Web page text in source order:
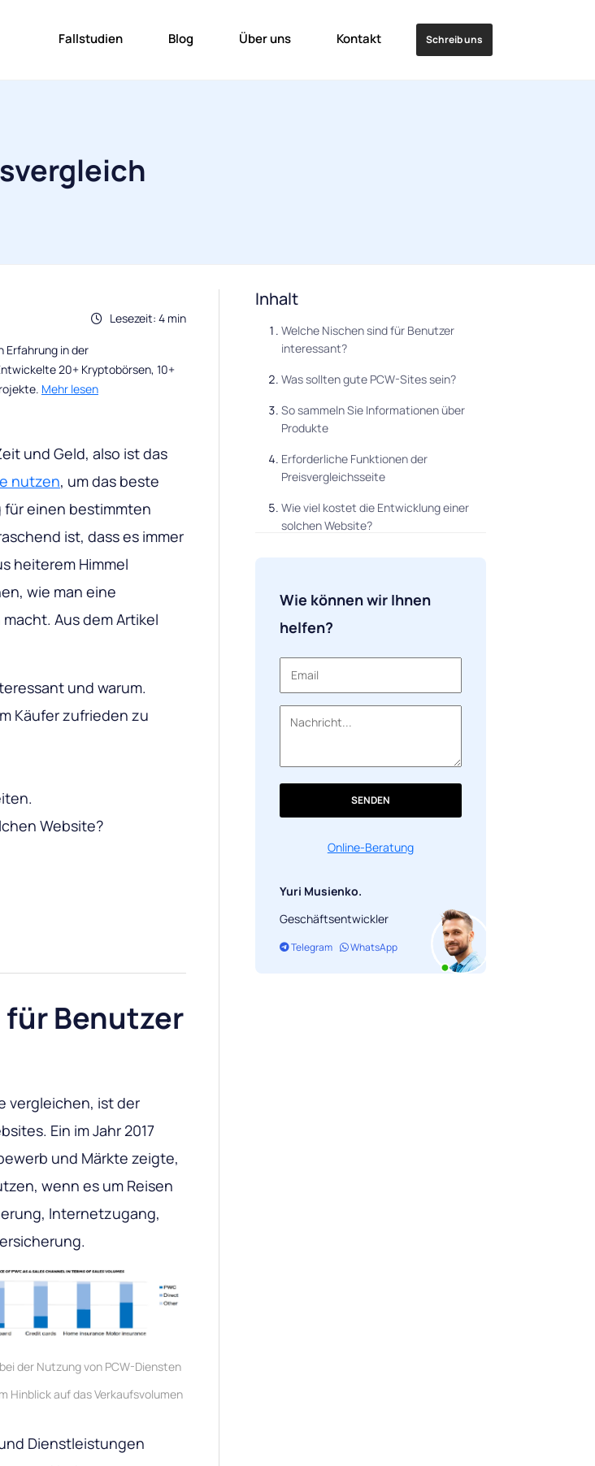
Fallstudien Blog Über uns Kontakt Schreib uns
Lesezeit: 4 min
Erfahrung in der
20+ Kryptobörsen, 10+
Mehr lesen
und Geld, also ist das
nutzen, um das beste
einen bestimmten
ist, dass es immer
heiterem Himmel
wie man eine
Aus dem Artikel
und warum.
Käufer zufrieden zu
Website?
Benutzer
vergleichen, ist der
Ein im Jahr 2017
und Märkte zeigte,
wenn es um Reisen
Internetzugang,
der Nutzung von PCW-Diensten
Hinblick auf das Verkaufsvolumen
Dienstleistungen
Inhalt
Welche Nischen sind für Benutzer
interessant?
Was sollten gute PCW-Sites sein?
So sammeln Sie Informationen über
Produkte
Erforderliche Funktionen der
Preisvergleichsseite
Wie viel kostet die Entwicklung einer
solchen Website?
Preisvergleichsseite
Wie können wir Ihnen
helfen?
SENDEN
Online-Beratung
Yuri Musienko.
Geschäftsentwickler
Telegram WhatsApp